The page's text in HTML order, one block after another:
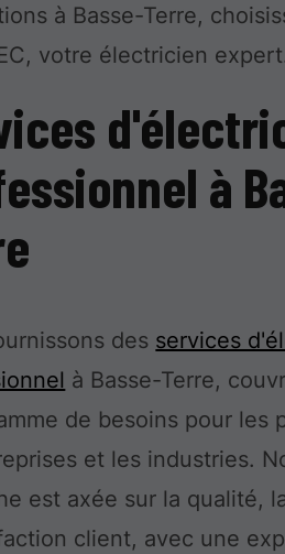
à Basse-Terre,
votre électricien
à
des services
à Basse-Terre,
de besoins pour les
et les industries.
est axée sur la qualité,
client, avec une